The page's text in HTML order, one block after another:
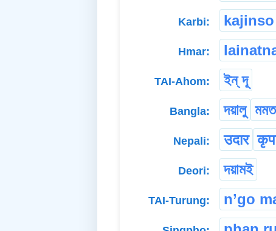
Karbi: kajinso
Hmar:
TAI-Ahom: ইন্ দূ
Bangla: দয়ালু
Nepali: उदार
Deori: দয়ামই
TAI-Turung: n’go